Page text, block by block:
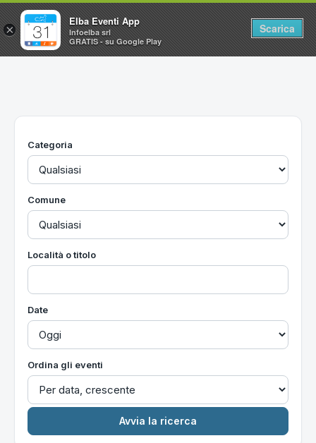
Home
Utilità
Categoria
Comune
Località o titolo
Date
Ordina gli eventi
×
Elba Eventi App
Infoelba srl
GRATIS - su Google Play
Scarica